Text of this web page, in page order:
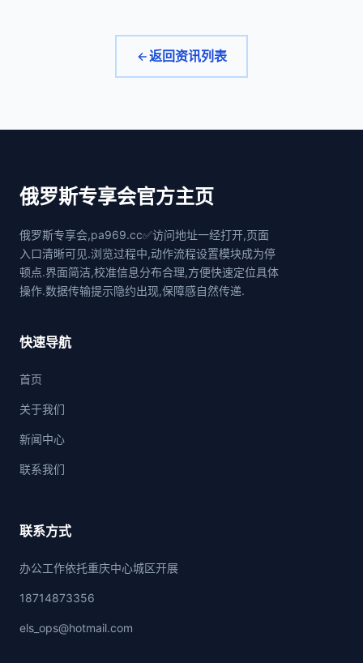
返回资讯列表
俄罗斯专享会官方主页
俄罗斯专享会,pa969.cc✅访问地址一经打开,页面
入口清晰可见.浏览过程中,动作流程设置模块成为停
顿点.界面简洁,校准信息分布合理,方便快速定位具体
操作.数据传输提示隐约出现,保障感自然传递.
快速导航
首页
关于我们
新闻中心
联系我们
联系方式
办公工作依托重庆中心城区开展
18714873356
els_ops@hotmail.com